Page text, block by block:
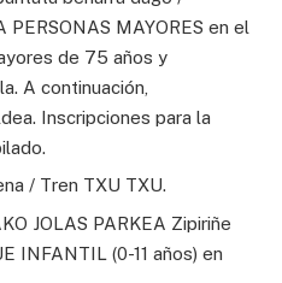
MAYORES en el
de 75 años y
A continuación,
Inscripciones para la
/ Tren TXU TXU.
JOLAS PARKEA Zipiriñe
INFANTIL (0-11 años) en